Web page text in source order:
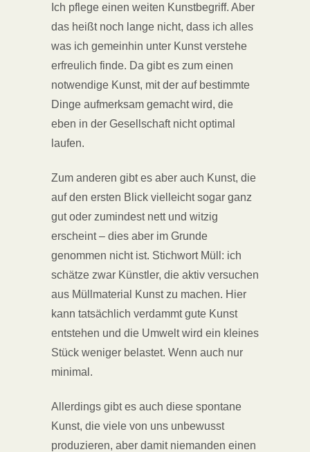
Ich pflege einen weiten Kunstbegriff. Aber
das heißt noch lange nicht, dass ich alles
was ich gemeinhin unter Kunst verstehe
erfreulich finde. Da gibt es zum einen
notwendige Kunst, mit der auf bestimmte
Dinge aufmerksam gemacht wird, die
eben in der Gesellschaft nicht optimal
laufen.
Zum anderen gibt es aber auch Kunst, die
auf den ersten Blick vielleicht sogar ganz
gut oder zumindest nett und witzig
erscheint – dies aber im Grunde
genommen nicht ist. Stichwort Müll: ich
schätze zwar Künstler, die aktiv versuchen
aus Müllmaterial Kunst zu machen. Hier
kann tatsächlich verdammt gute Kunst
entstehen und die Umwelt wird ein kleines
Stück weniger belastet. Wenn auch nur
minimal.
Allerdings gibt es auch diese spontane
Kunst, die viele von uns unbewusst
produzieren, aber damit niemanden einen